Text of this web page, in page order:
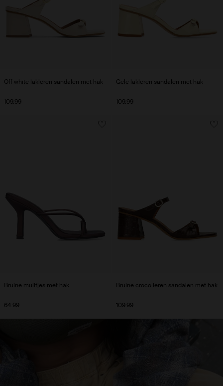
Off white lakleren sandalen met hak
109.99
Gele lakleren sandalen met hak
109.99
Bruine muiltjes met hak
64.99
Bruine croco leren sandalen met hak
109.99